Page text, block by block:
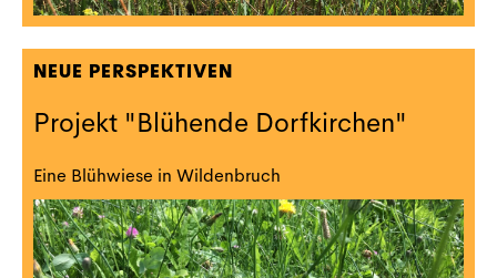
NEUE PERSPEKTIVEN
Projekt "Blühende Dorfkirchen"
Eine Blühwiese in Wildenbruch